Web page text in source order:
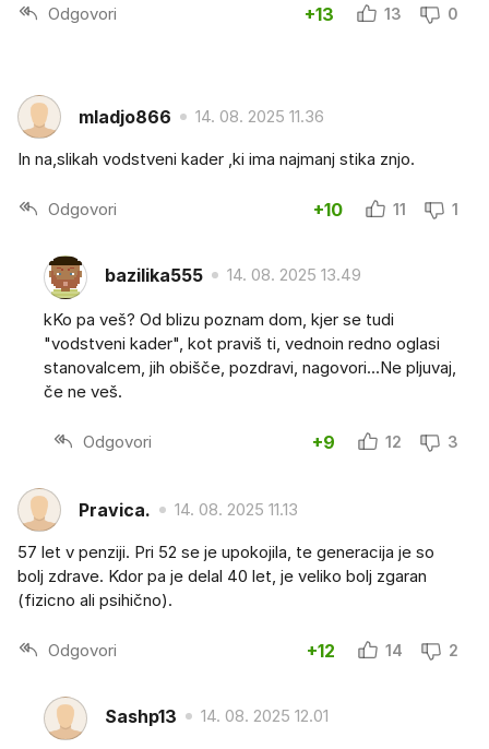
Odgovori +13 13 0
mladjo866 14. 08. 2025 11.36
In na,slikah vodstveni kader ,ki ima najmanj stika znjo.
Odgovori +10 11 1
bazilika555 14. 08. 2025 13.49
kKo pa veš? Od blizu poznam dom, kjer se tudi
"vodstveni kader", kot praviš ti, vednoin redno oglasi
stanovalcem, jih obišče, pozdravi, nagovori...Ne pljuvaj,
če ne veš.
Odgovori +9 12 3
Pravica. 14. 08. 2025 11.13
57 let v penziji. Pri 52 se je upokojila, te generacija je so
bolj zdrave. Kdor pa je delal 40 let, je veliko bolj zgaran
(fizicno ali psihično).
Odgovori +12 14 2
Sashp13 14. 08. 2025 12.01